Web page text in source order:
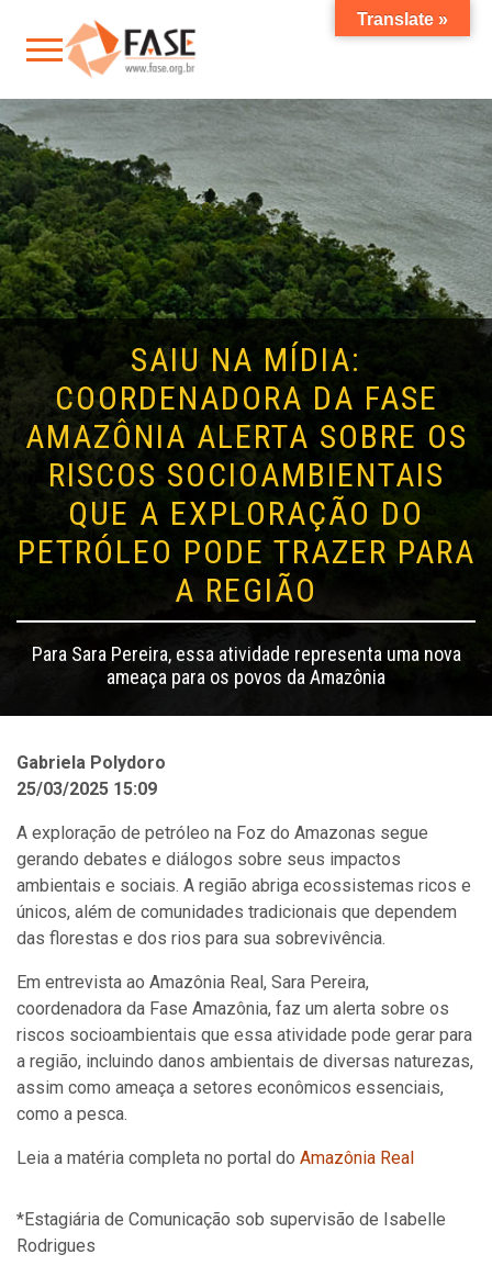
SAIU NA MÍDIA:
COORDENADORA DA FASE
AMAZÔNIA ALERTA SOBRE OS
RISCOS SOCIOAMBIENTAIS
QUE A EXPLORAÇÃO DO
PETRÓLEO PODE TRAZER PARA
A REGIÃO
Para Sara Pereira, essa atividade representa uma nova
ameaça para os povos da Amazônia
Gabriela Polydoro
25/03/2025 15:09
A exploração de petróleo na Foz do Amazonas segue
gerando debates e diálogos sobre seus impactos
ambientais e sociais. A região abriga ecossistemas ricos e
únicos, além de comunidades tradicionais que dependem
das florestas e dos rios para sua sobrevivência.
Em entrevista ao Amazônia Real, Sara Pereira,
coordenadora da Fase Amazônia, faz um alerta sobre os
riscos socioambientais que essa atividade pode gerar para
a região, incluindo danos ambientais de diversas naturezas,
assim como ameaça a setores econômicos essenciais,
como a pesca.
Leia a matéria completa no portal do Amazônia Real
*Estagiária de Comunicação sob supervisão de Isabelle
Rodrigues
Translate »